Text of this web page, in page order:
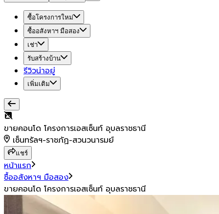
ซื้อโครงการใหม่
ซื้ออสังหาฯ มือสอง
เช่า
รับสร้างบ้าน
รีวิวน่าอยู่
เพิ่มเติม
ขายคอนโด โครงการเอสเซ็นท์ อุบลราชธานี
เซ็นทรัลฯ-ราชภัฏ-สวนวนารมย์
แชร์
หน้าแรก
ซื้ออสังหาฯ มือสอง
ขายคอนโด โครงการเอสเซ็นท์ อุบลราชธานี